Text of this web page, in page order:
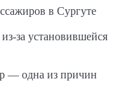
в Сургуте
за установившейся
— одна из причин